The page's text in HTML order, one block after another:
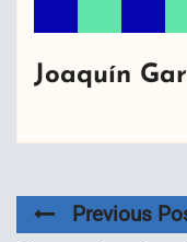
Joaquín
Previous